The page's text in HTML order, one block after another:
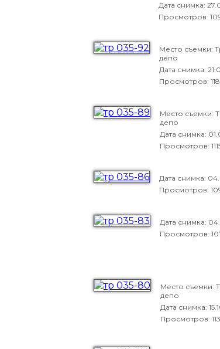
Дата снимка:
Просмотров:
Место съемки:
депо
Дата снимка:
Просмотров:
Место съемки:
депо
Дата снимка:
Просмотров:
Дата снимка:
Просмотров:
Дата снимка:
Просмотров:
Место съемки:
депо
Дата снимка:
Просмотров: